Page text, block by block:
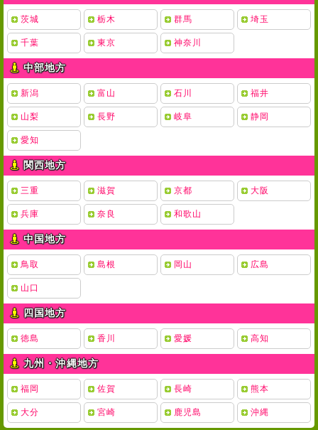
茨城 栃木 群馬 埼玉
千葉 東京 神奈川
中部地方
新潟 富山 石川 福井
山梨 長野 岐阜 静岡
愛知
関西地方
三重 滋賀 京都 大阪
兵庫 奈良 和歌山
中国地方
鳥取 島根 岡山 広島
山口
四国地方
徳島 香川 愛媛 高知
九州・沖縄地方
福岡 佐賀 長崎 熊本
大分 宮崎 鹿児島 沖縄